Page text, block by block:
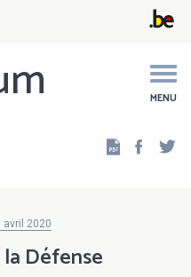
MENU
2020
Défense